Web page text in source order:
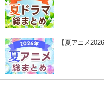
【夏アニメ